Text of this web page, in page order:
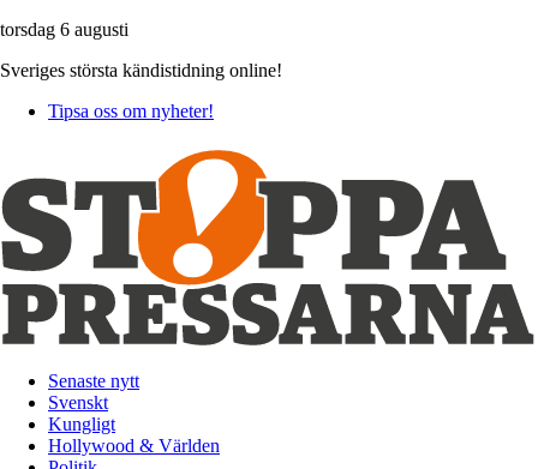
torsdag 6 augusti
Sveriges största kändistidning online!
Tipsa oss om nyheter!
Senaste nytt
Svenskt
Kungligt
Hollywood & Världen